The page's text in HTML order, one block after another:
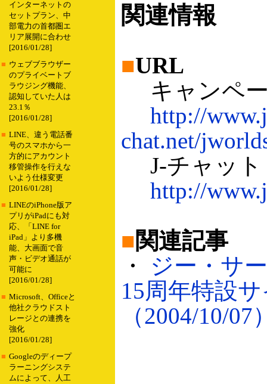
インターネットの
セットプラン、中
部電力の首都圏エ
リア展開に合わせ
[2016/01/28]
■ ウェブブラウザー
のプライベートブ
ラウジング機能、
認知していた人は
23.1％
[2016/01/28]
■ LINE、違う電話番
号のスマホから一
方的にアカウント
移管操作を行えな
いよう仕様変更
[2016/01/28]
■ LINEのiPhone版ア
プリがiPadにも対
応、「LINE for
iPad」より多機
能、大画面で音
声・ビデオ通話が
可能に
[2016/01/28]
■ Microsoft、Officeと
他社クラウドスト
レージとの連携を
強化
[2016/01/28]
■ Googleのディープ
ラーニングシステ
ムによって、人工
関連情報
■URL
キャンペ
http://
chat.net/
J-チャット
http://
■関連記事
・ ジー・サ
15周年特設
（2004/10/07